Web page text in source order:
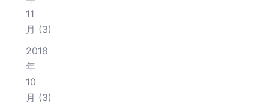
11
月 (3)
2018
年
10
月 (3)